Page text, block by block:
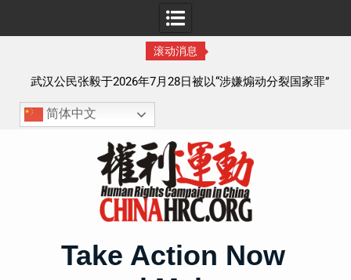
滚动消息
武汉公民张毅于2026年7月28日被以“涉嫌煽动分裂国家罪”
执行逮捕 目前羁押在拉萨市看守所
简体中文
Take Action Now